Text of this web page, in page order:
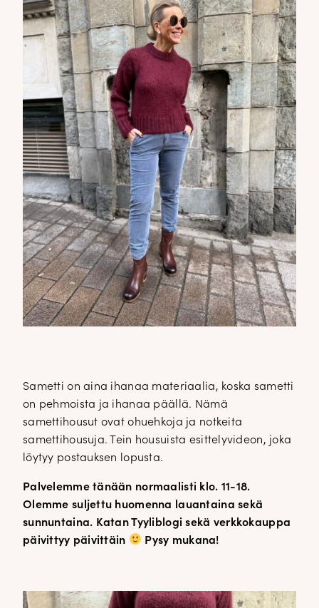
Sametti on aina ihanaa materiaalia, koska sametti
on pehmoista ja ihanaa päällä. Nämä
samettihousut ovat ohuehkoja ja notkeita
samettihousuja. Tein housuista esittelyvideon, joka
löytyy postauksen lopusta.
Palvelemme tänään normaalisti klo. 11-18.
Olemme suljettu huomenna lauantaina sekä
sunnuntaina. Katan Tyyliblogi sekä verkkokauppa
päivittyy päivittäin
Pysy mukana!